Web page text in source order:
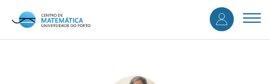
content
User